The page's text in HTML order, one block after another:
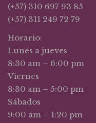
(+57) 310 697 93 85
(+57) 311 249 72 79
Horario:
Lunes a jueves
8:30 am – 6:00 pm
Viernes
8:30 am – 5:00 pm
Sábados
9:00 am – 1:20 pm